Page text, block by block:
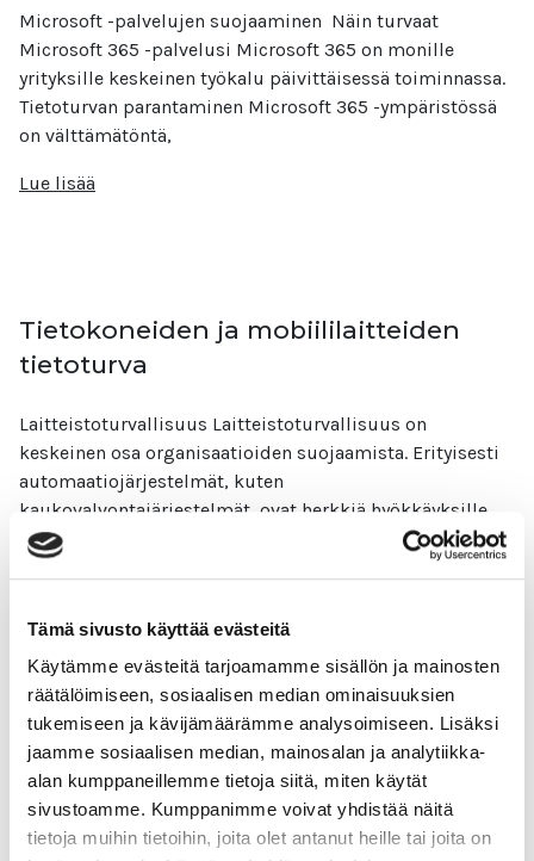
Tämä sivusto käyttää evästeitä
Käytämme evästeitä tarjoamamme sisällön ja mainosten
räätälöimiseen, sosiaalisen median ominaisuuksien
tukemiseen ja kävijämäärämme analysoimiseen. Lisäksi
jaamme sosiaalisen median, mainosalan ja analytiikka-
alan kumppaneillemme tietoja siitä, miten käytät
sivustoamme. Kumppanimme voivat yhdistää näitä
tietoja muihin tietoihin, joita olet antanut heille tai joita on
Microsoft -palvelujen suojaaminen Näin turvaat
Microsoft 365 -palvelusi Microsoft 365 on monille
yrityksille keskeinen työkalu päivittäisessä toiminnassa.
Tietoturvan parantaminen Microsoft 365 -ympäristössä
on välttämätöntä,
Lue lisää
Tietokoneiden ja mobiililaitteiden
tietoturva
Laitteistoturvallisuus Laitteistoturvallisuus on
keskeinen osa organisaatioiden suojaamista. Erityisesti
automaatiojärjestelmät, kuten
kaukovalvontajärjestelmät, ovat herkkiä hyökkäyksille.
Laitteistoturvallisuus kattaa myös ohjelmistojen ja
käyttöjärjestelmien päivitykset. Tietokoneiden ja
jatkuvasti kehittyvä aihe.
Lue lisää
Sähköpostin tietoturva